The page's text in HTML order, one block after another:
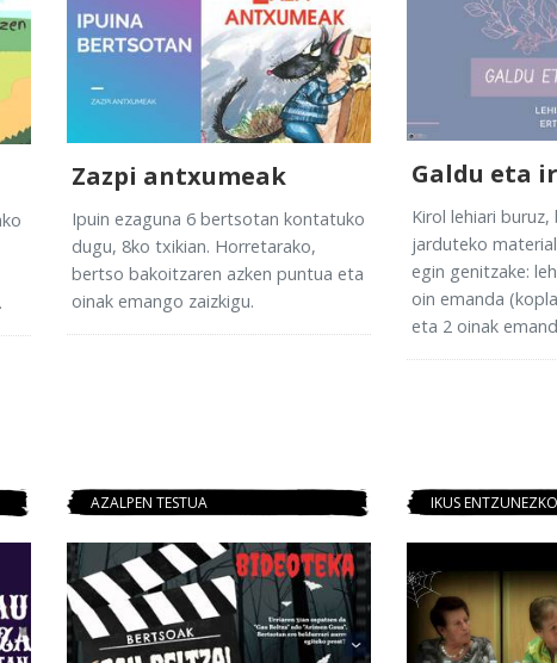
Zazpi antxumeak
Ipuin ezaguna 6 bertsotan kontatuko
dugu, 8ko txikian. Horretarako,
bertso bakoitzaren azken puntua eta
oinak emango zaizkigu.
Galdu eta
Kirol lehiari
jarduteko
egin genitzake:
oin emanda
eta 2 oinak
AZALPEN TESTUA IKUS